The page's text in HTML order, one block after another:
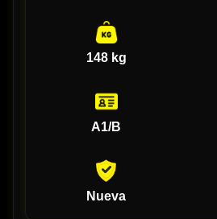
148 kg
A1/B
Nueva